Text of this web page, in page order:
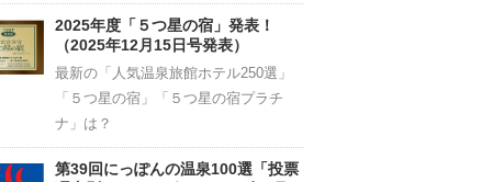
2025年度「５つ星の宿」発表！
（2025年12月15日号発表）
最新の「人気温泉旅館ホテル250選」
「５つ星の宿」「５つ星の宿プラチ
ナ」は？
第39回にっぽんの温泉100選「投票